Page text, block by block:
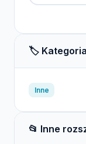
🏷️ Kategoria
Inne
📂 Inne